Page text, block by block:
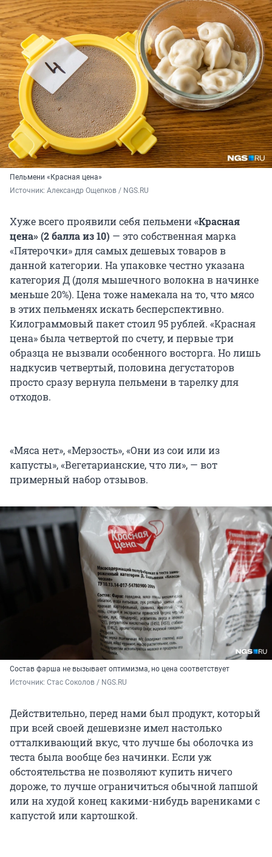
Пельмени «Красная цена»
Источник: Александр Ощепков / NGS.RU
Хуже всего проявили себя пельмени«Красная
цена»(2 балла из 10) — это собственная марка
«Пятерочки» для самых дешевых товаров в
данной категории. На упаковке честно указана
категория Д (доля мышечного волокна в начинке
меньше 20%). Цена тоже намекала на то, что мясо
в этих пельменях искать бесперспективно.
Килограммовый пакет стоил 95 рублей. «Красная
цена» была четвертой по счету, и первые три
образца не вызвали особенного восторга. Но лишь
надкусив четвертый, половина дегустаторов
просто сразу вернула пельмени в тарелку для
отходов.
«Мяса нет», «Мерзость», «Они из сои или из
капусты», «Вегетарианские, что ли», — вот
примерный набор отзывов.
Состав фарша не вызывает оптимизма, но цена соответствует
Источник: Стас Соколов / NGS.RU
Действительно, перед нами был продукт, который
при всей своей дешевизне имел настолько
отталкивающий вкус, что лучше бы оболочка из
теста была вообще без начинки. Если уж
обстоятельства не позволяют купить ничего
дороже, то лучше ограничиться обычной лапшой
или на худой конец какими-нибудь варениками с
капустой или картошкой.